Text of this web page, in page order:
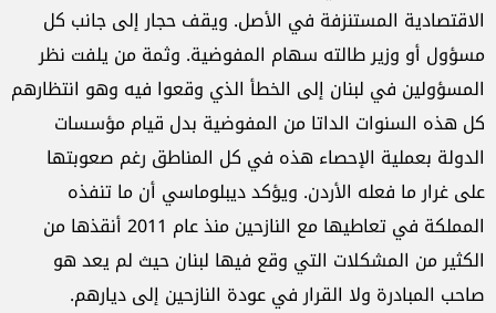
الاقتصادية المستنزفة في الأصل. ويقف حجار إلى جانب كل
مسؤول أو وزير طالته سهام المفوضية. وثمة من يلفت نظر
المسؤولين في لبنان إلى الخطأ الذي وقعوا فيه وهو انتظارهم
كل هذه السنوات الداتا من المفوضية بدل قيام مؤسسات
الدولة بعملية الإحصاء هذه في كل المناطق رغم صعوبتها
على غرار ما فعله الأردن. ويؤكد ديبلوماسي أن ما تنفذه
المملكة في تعاطيها مع النازحين منذ عام 2011 أنقذها من
الكثير من المشكلات التي وقع فيها لبنان حيث لم يعد هو
صاحب المبادرة ولا القرار في عودة النازحين إلى ديارهم.